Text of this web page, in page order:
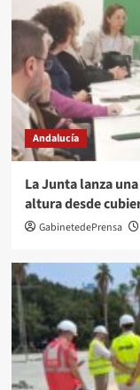
Andalucía
La Junta lanza
altura desde
GabinetedePrensa